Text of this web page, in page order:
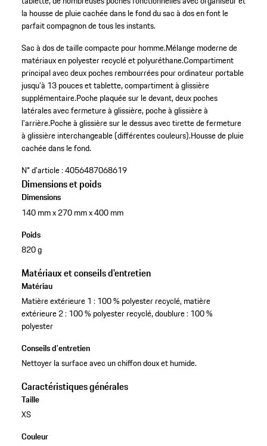
la housse de pluie cachée dans le fond du sac à dos en font le
parfait compagnon de tous les instants.
Sac à dos de taille compacte pour homme.Mélange moderne de
matériaux en polyester recyclé et polyuréthane.Compartiment
principal avec deux poches rembourrées pour ordinateur portable
jusqu'à 13 pouces et tablette, compartiment à glissière
supplémentaire.Poche plaquée sur le devant, deux poches
latérales avec fermeture à glissière, poche à glissière à
l'arrière.Poche à glissière sur le dessus avec tirette de fermeture
à glissière interchangeable (différentes couleurs).Housse de pluie
cachée dans le fond.
N° d'article :4056487068619
Dimensions et poids
Dimensions
140 mm x 270 mm x 400 mm
Poids
820 g
Matériaux et conseils d'entretien
Matériau
Matière extérieure 1 : 100 % polyester recyclé, matière
extérieure 2 : 100 % polyester recyclé, doublure : 100 %
polyester
Conseils d'entretien
Nettoyer la surface avec un chiffon doux et humide.
Caractéristiques générales
Taille
XS
Couleur